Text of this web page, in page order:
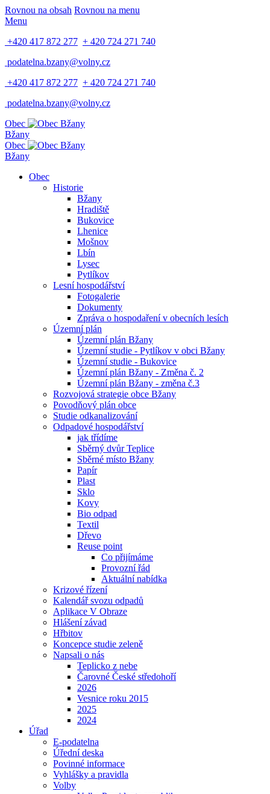
Rovnou na obsah Rovnou na menu
Menu
+420 417 872 277 + 420 724 271 740
podatelna.bzany@volny.cz
+420 417 872 277 + 420 724 271 740
podatelna.bzany@volny.cz
Obec
Bžany
Obec
Bžany
Obec
Historie
Bžany
Hradiště
Bukovice
Lhenice
Mošnov
Lbín
Lysec
Pytlíkov
Lesní hospodářství
Fotogalerie
Dokumenty
Zpráva o hospodaření v obecních lesích
Územní plán
Územní plán Bžany
Územní studie - Pytlíkov v obci Bžany
Územní studie - Bukovice
Územní plán Bžany - Změna č. 2
Územní plán Bžany - změna č.3
Rozvojová strategie obce Bžany
Povodňový plán obce
Studie odkanalizování
Odpadové hospodářství
jak třídíme
Sběrný dvůr Teplice
Sběrné místo Bžany
Papír
Plast
Sklo
Kovy
Bio odpad
Textil
Dřevo
Reuse point
Co přijímáme
Provozní řád
Aktuální nabídka
Krizové řízení
Kalendář svozu odpadů
Aplikace V Obraze
Hlášení závad
Hřbitov
Koncepce studie zeleně
Napsali o nás
Teplicko z nebe
Čarovné České středohoří
2026
Vesnice roku 2015
2025
2024
Úřad
E-podatelna
Úřední deska
Povinné informace
Vyhlášky a pravidla
Volby